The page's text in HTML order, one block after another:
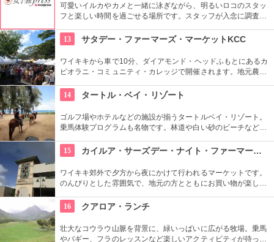
可愛いイルカやカメと一緒に泳ぎながら、明るいロコのスタッ
フと楽しい時間を過ごせる場所です。スタッフが入念に調査す
やフラなどの“授業”もあります。“卒業”時の達成感は一緒の思い
出になりそうですね。
13 サタデー・ファーマーズ・マーケットKCC
ワイキキから車で10分、ダイアモンド・ヘッドふもとにあるカ
ピオラニ・コミュニティ・カレッジで開催されます。地元農家
食べたくなっちゃいそう。ロコも観光客も多く集まる人気の朝
市なので、売り切れが発生するかも。なるべく早い時間に行っ
てみよう。
14 タートル・ベイ・リゾート
ゴルフ場やホテルなどの施設が揃うタートルベイ・リゾート。
乗馬体験プログラムも名物です。林道や白い砂のビーチなど、
暮れ時のビーチを巡る乗馬プログラムもあります。
15 カイルア・サーズデー・ナイト・ファーマーズ・マーケット
ワイキキ郊外で夕方から夜にかけて行われるマーケットです。
のんびりとした雰囲気で、地元の方とともにお買い物が楽しめ
ワイ産のおいしいグルメが勢ぞろい。ちょうど、早めのディナ
ーに利用できそうですね。
16 クアロア・ランチ
壮大なコウラウ山脈を背景に、緑いっぱいに広がる牧場。乗馬
やバギー、フラのレッスンなど楽しいアクティビティが待って